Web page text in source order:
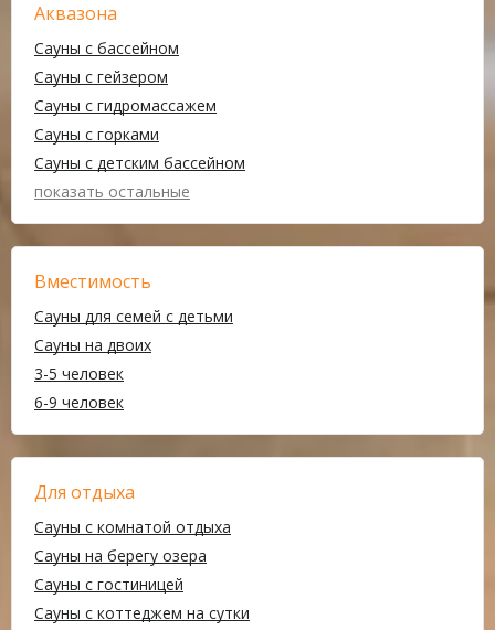
Аквазона
Сауны с бассейном
Сауны с гейзером
Сауны с гидромассажем
Сауны с горками
Сауны с детским бассейном
показать остальные
Вместимость
Сауны для семей с детьми
Сауны на двоих
3-5 человек
6-9 человек
Для отдыха
Сауны с комнатой отдыха
Сауны на берегу озера
Сауны с гостиницей
Сауны с коттеджем на сутки